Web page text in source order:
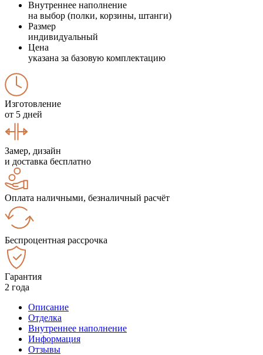
Внутреннее наполнение
на выбор (полки, корзины, штанги)
Размер
индивидуальный
Цена
указана за базовую комплектацию
Изготовление
от 5 дней
Замер, дизайн
и доставка бесплатно
Оплата наличными, безналичный расчёт
Беспроцентная рассрочка
Гарантия
2 года
Описание
Отделка
Внутреннее наполнение
Информация
Отзывы